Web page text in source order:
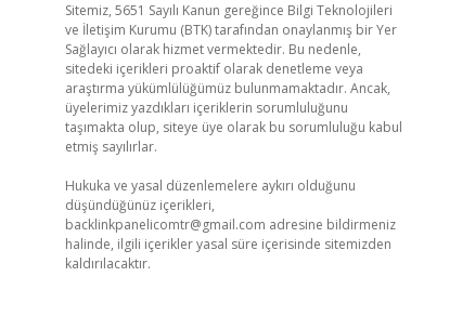
Sitemiz, 5651 Sayılı Kanun gereğince Bilgi Teknolojileri
ve İletişim Kurumu (BTK) tarafından onaylanmış bir Yer
Sağlayıcı olarak hizmet vermektedir. Bu nedenle,
sitedeki içerikleri proaktif olarak denetleme veya
araştırma yükümlülüğümüz bulunmamaktadır. Ancak,
üyelerimiz yazdıkları içeriklerin sorumluluğunu
taşımakta olup, siteye üye olarak bu sorumluluğu kabul
etmiş sayılırlar.
Hukuka ve yasal düzenlemelere aykırı olduğunu
düşündüğünüz içerikleri,
backlinkpanelicomtr@gmail.com adresine bildirmeniz
halinde, ilgili içerikler yasal süre içerisinde sitemizden
kaldırılacaktır.